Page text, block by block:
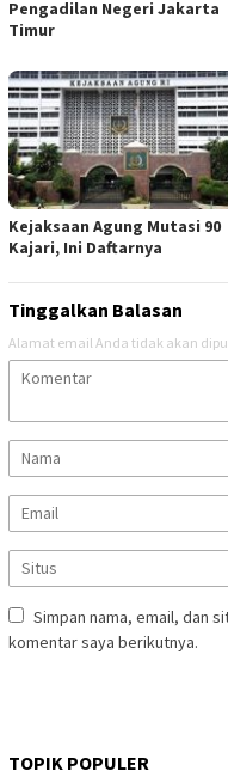
Pengadilan Negeri Jakarta
Timur
Kejaksaan Agung Mutasi 90
Kajari, Ini Daftarnya
Tinggalkan Balasan
Alamat email Anda tidak akan
Simpan nama, email, dan
komentar saya berikutnya.
TOPIK POPULER